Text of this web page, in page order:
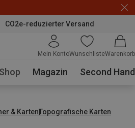
CO2e-reduzierter Versand
Mein KontoWunschlisteWarenkorb
Shop Magazin Second Hand
& KartenTopografische Karten